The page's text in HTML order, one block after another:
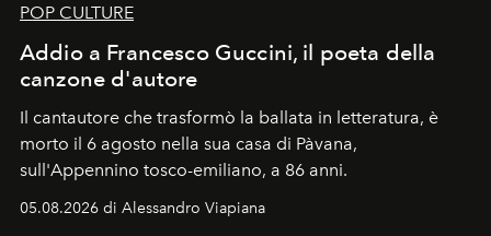
POP CULTURE
Addio a Francesco Guccini, il poeta della
canzone d'autore
Il cantautore che trasformò la ballata in letteratura, è
morto il 6 agosto nella sua casa di Pàvana,
sull'Appennino tosco-emiliano, a 86 anni.
05.08.2026 di Alessandro Viapiana